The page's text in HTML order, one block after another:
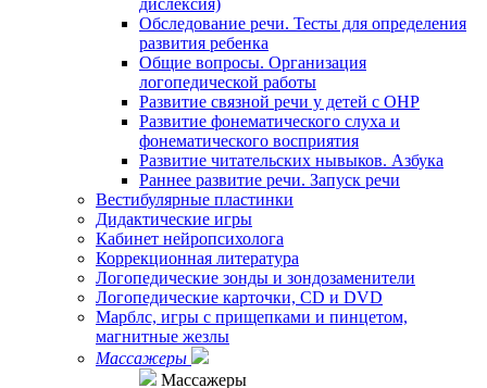
Обследование речи. Тесты для определения
развития ребенка
Общие вопросы. Организация
логопедической работы
Развитие связной речи у детей с ОНР
Развитие фонематического слуха и
фонематического восприятия
Развитие читательских нывыков. Азбука
Раннее развитие речи. Запуск речи
Вестибулярные пластинки
Дидактические игры
Кабинет нейропсихолога
Коррекционная литература
Логопедические зонды и зондозаменители
Логопедические карточки, CD и DVD
Марблс, игры с прищепками и пинцетом,
магнитные жезлы
Массажеры
Массажеры